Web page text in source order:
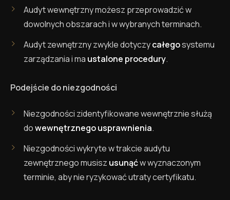
Audyt wewnętrzny możesz przeprowadzić w
dowolnych obszarach i w wybranych terminach.
Audyt zewnętrzny zwykle dotyczycałegosystemu
zarządzania i ma ustalone procedury.
Podejście do niezgodności
Niezgodności zidentyfikowane wewnętrznie służą
dowewnętrznego usprawnienia.
Niezgodności wykryte w trakcie audytu
zewnętrznego musisz usunąćw wyznaczonym
terminie, aby nie ryzykować utraty certyfikatu.